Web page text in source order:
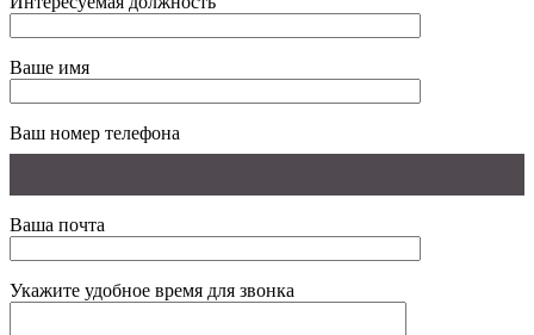
Ваше имя
Ваш номер телефона
Ваша почта
Укажите удобное время для звонка